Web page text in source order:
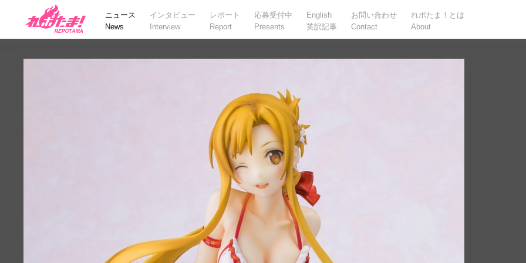
ニュース
News
インタビュー
Interview
レポート
Report
応募受付中
Presents
English
英訳記事
お問い合わせ
Contact
れポたま！とは
About